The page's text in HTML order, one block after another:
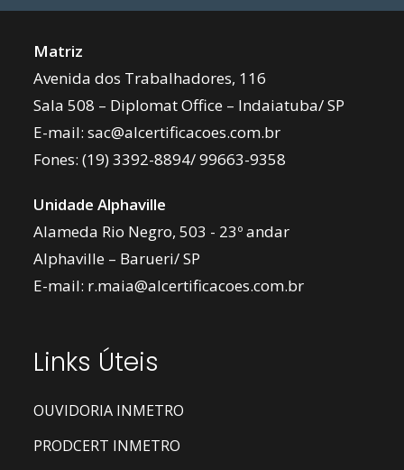
Matriz
Avenida dos Trabalhadores, 116
Sala 508 – Diplomat Office – Indaiatuba/ SP
E-mail:sac@alcertificacoes.com.br
Fones:(19) 3392-8894/99663-9358
Unidade Alphaville
Alameda Rio Negro, 503 - 23º andar
Alphaville – Barueri/ SP
E-mail: r.maia@alcertificacoes.com.br
Links Úteis
OUVIDORIA INMETRO
PRODCERT INMETRO